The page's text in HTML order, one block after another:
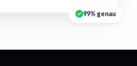
99% genau